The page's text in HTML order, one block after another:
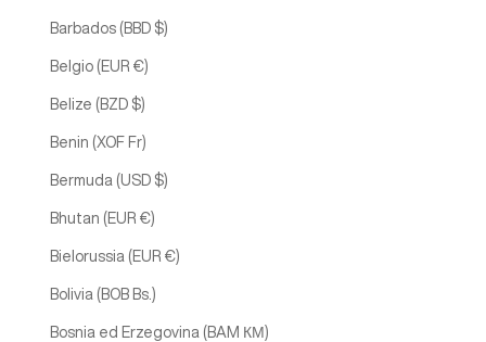
Barbados (BBD $)
Belgio (EUR €)
Belize (BZD $)
Benin (XOF Fr)
Bermuda (USD $)
Bhutan (EUR €)
Bielorussia (EUR €)
Bolivia (BOB Bs.)
Bosnia ed Erzegovina (BAM КМ)